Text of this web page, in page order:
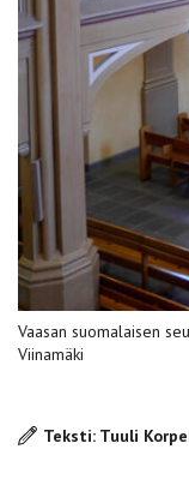
Vaasan suomalaisen
Viinamäki
Teksti: Tuuli